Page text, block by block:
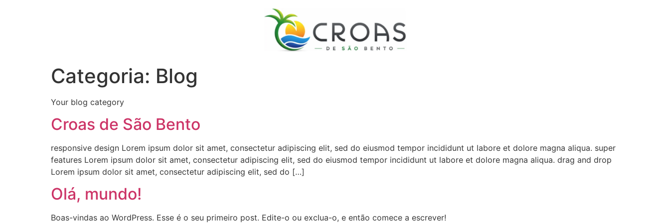
Categoria: Blog
Your blog category
Croas de São Bento
responsive design Lorem ipsum dolor sit amet, consectetur adipiscing elit, sed do eiusmod tempor incididunt ut labore et dolore magna aliqua. super
features Lorem ipsum dolor sit amet, consectetur adipiscing elit, sed do eiusmod tempor incididunt ut labore et dolore magna aliqua. drag and drop
Lorem ipsum dolor sit amet, consectetur adipiscing elit, sed do […]
Olá, mundo!
Boas-vindas ao WordPress. Esse é o seu primeiro post. Edite-o ou exclua-o, e então comece a escrever!